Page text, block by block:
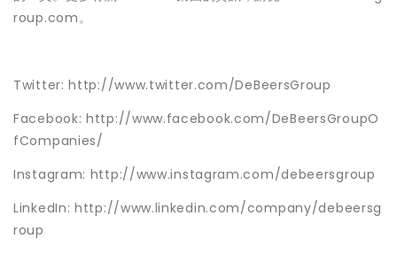
roup.com。
Twitter:http://www.twitter.com/DeBeersGroup
Facebook: http://www.facebook.com/DeBeersGroupO
fCompanies/
Instagram: http://www.instagram.com/debeersgroup
LinkedIn: http://www.linkedin.com/company/debeersg
roup